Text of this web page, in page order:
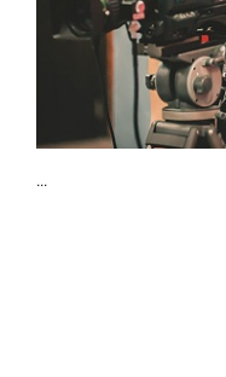
...